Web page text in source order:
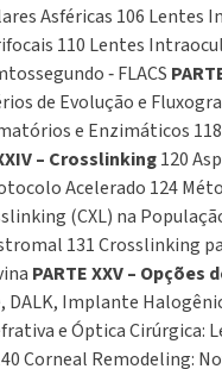
Asféricas 106 Lentes
110 Lentes
‑ FLACS
de Evolução e
e Enzimáticos
– Crosslinking120
Acelerado 124
(CXL) na
131 Crosslinking
PARTE XXV –
DALK, Implante
e Óptica Cirúrgica:
Corneal Remodeling: